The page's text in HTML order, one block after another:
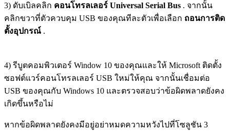
3) ดับเบิลคลิก คอนโทรลเลอร์ Universal Serial Bus . จากนั้น
คลิกขวาที่ตัวควบคุม USB ของคุณทีละตัวเพื่อเลือก ถอนการติด
ตั้งอุปกรณ์ .
4) รีบูตคอมพิวเตอร์ Window 10 ของคุณและให้ Microsoft ติดตั้ง
ซอฟต์แวร์คอนโทรลเลอร์ USB ใหม่ให้คุณ จากนั้นเชื่อมต่อ
USB ของคุณกับ Windows 10 และตรวจสอบว่าข้อผิดพลาดยังคง
เกิดขึ้นหรือไม่
หากข้อผิดพลาดยังคงมีอยู่อย่าหมดความหวังไปที่โซลูชัน 3